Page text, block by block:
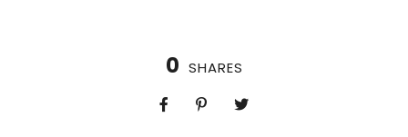
0 SHARES